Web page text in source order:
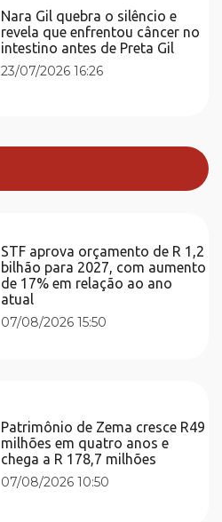
Nara Gil quebra o silêncio e
revela que enfrentou câncer no
intestino antes de Preta Gil
23/07/2026 16:26
STF aprova orçamento de R 1,2
bilhão para 2027, com aumento
de 17% em relação ao ano
atual
07/08/2026 15:50
Patrimônio de Zema cresce R49
milhões em quatro anos e
chega a R 178,7 milhões
07/08/2026 10:50